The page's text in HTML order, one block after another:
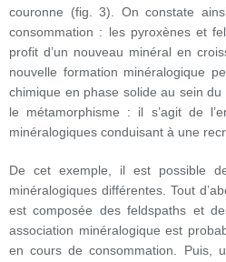
couronne (fig. 3). On constate
consommation : les pyroxènes et
profit d’un nouveau minéral en
nouvelle formation minéralogique
chimique en phase solide au sein
le métamorphisme : il s’agit de
minéralogiques conduisant à une
De cet exemple, il est possible
minéralogiques différentes. Tout
est composée des feldspaths et
association minéralogique est
en cours de consommation. Puis,